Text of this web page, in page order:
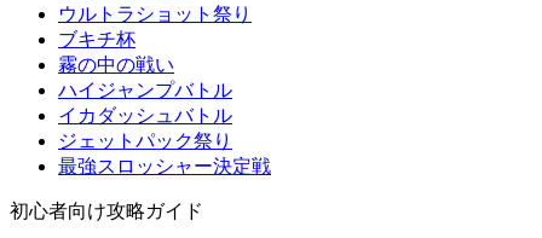
ウルトラショット祭り
ブキチ杯
霧の中の戦い
ハイジャンプバトル
イカダッシュバトル
ジェットパック祭り
最強スロッシャー決定戦
初心者向け攻略ガイド